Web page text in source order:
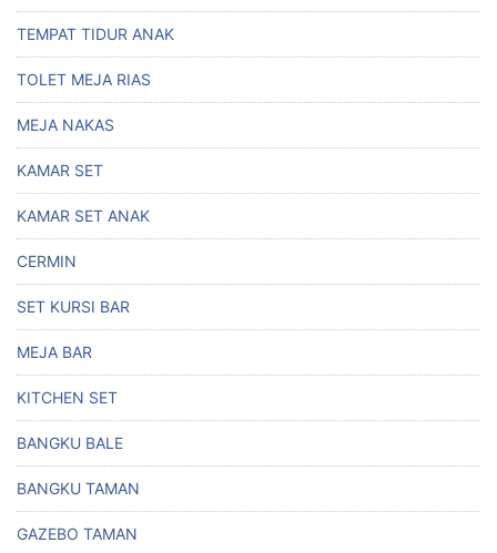
TEMPAT TIDUR ANAK
TOLET MEJA RIAS
MEJA NAKAS
KAMAR SET
KAMAR SET ANAK
CERMIN
SET KURSI BAR
MEJA BAR
KITCHEN SET
BANGKU BALE
BANGKU TAMAN
GAZEBO TAMAN